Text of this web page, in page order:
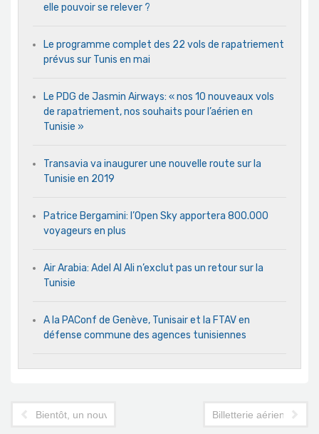
elle pouvoir se relever ?
Le programme complet des 22 vols de rapatriement
prévus sur Tunis en mai
Le PDG de Jasmin Airways: « nos 10 nouveaux vols
de rapatriement, nos souhaits pour l’aérien en
Tunisie »
Transavia va inaugurer une nouvelle route sur la
Tunisie en 2019
Patrice Bergamini: l’Open Sky apportera 800.000
voyageurs en plus
Air Arabia: Adel Al Ali n’exclut pas un retour sur la
Tunisie
A la PAConf de Genève, Tunisair et la FTAV en
défense commune des agences tunisiennes
Bientôt, un nouveau vol Tunis-Toulouse à 118 dinars avec Air
Billetterie aérienne :